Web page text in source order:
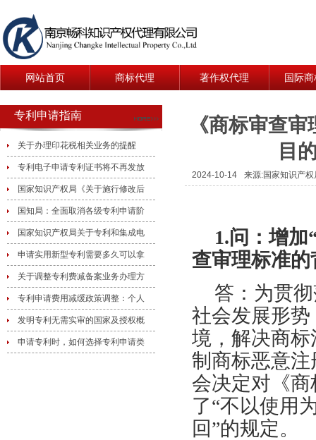
网站首页 商标代理 著作权代理 国际
专利申请指南
关于办理印花税相关业务的提醒
专利电子申请专利证书将不再发放
国家知识产权局《关于施行修改后
国知局：全面取消各级专利申请阶
国家知识产权局关于专利和集成电
申请实用新型专利需要多久可以拿
关于调整专利费减备案业务办理方
专利申请费用减缓政策调整：个人
发明专利无需实审的国家及授权概
申请专利时，如何选择专利申请类
《商标审查
目
2024-10-14 来源:国家知识产
1.问：增
查审理标准的
答：为贯
社会发展形
境，解决商
制商标恶意注
会决定对《
了“不以使用
回”的规定。